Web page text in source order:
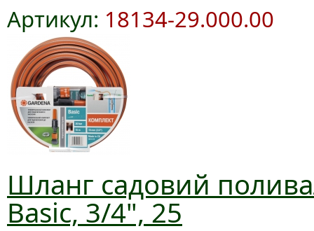
Артикул: 18134-29.000.00
Шланг садовий
Basic, 3/4", 25